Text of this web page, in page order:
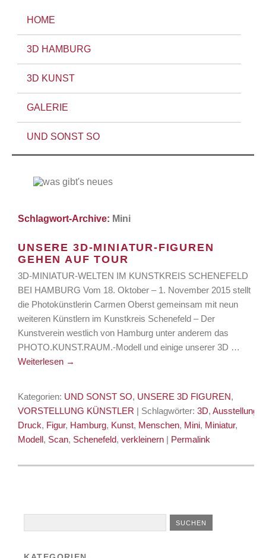
HOME
3D HAMBURG
3D KUNST
GALERIE
UND SONST SO
Schlagwort-Archive: Mini
UNSERE 3D-MINIATUR-FIGUREN
GEHEN AUF TOUR
3D-MINIATUR-WELTEN IM KUNSTKREIS SCHENEFELD
BEI HAMBURG Vom 18. Oktober – 1. November 2015 stellt
die Photokünstlerin Carmen Oberst gemeinsam mit neun
weiteren Künstlern im Kunstkreis Schenefeld – Der
Kunstverein westlich von Hamburg unter anderem das
PHOTO.KUNST.RAUM.-Modell und einige unserer 3D …
Weiterlesen →
Kategorien: UND SONST SO, UNSERE 3D FIGUREN,
VORSTELLUNG KÜNSTLER | Schlagwörter:3D,Ausstellung
Druck, Figur, Hamburg, Kunst, Menschen, Mini, Miniatur,
Modell, Scan, Schenefeld,verkleinern | Permalink